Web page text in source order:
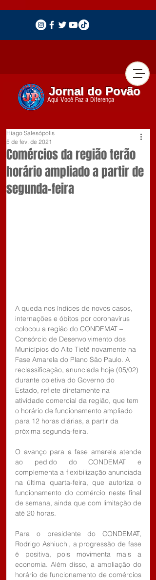
Jornal do Povão
Aqui Você Faz a Diferença
Comércios da região terão
horário ampliado a partir de
segunda-feira
Hiago Salesópolis
5 de fev. de 2021
A queda nos índices de novos casos,
internações e óbitos por coronavírus
colocou a região do CONDEMAT –
Consórcio de Desenvolvimento dos
Municípios do Alto Tietê novamente na
Fase Amarela do Plano São Paulo. A
reclassificação, anunciada hoje (05/02)
durante coletiva do Governo do
Estado, reflete diretamente na
atividade comercial da região, que tem
o horário de funcionamento ampliado
para 12 horas diárias, a partir da
próxima segunda-feira.
O avanço para a fase amarela atende
ao pedido do CONDEMAT e
complementa a flexibilização anunciada
na última quarta-feira, que autoriza o
funcionamento do comércio neste final
de semana, ainda que com limitação de
até 20 horas.
Para o presidente do CONDEMAT,
Rodrigo Ashiuchi, a progressão de fase
é positiva, pois movimenta mais a
economia. Além disso, a ampliação do
horário de funcionamento de comércios